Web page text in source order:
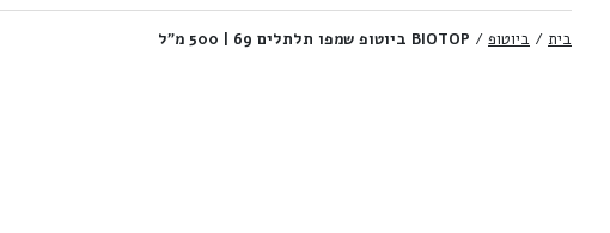
בית / ביוטופ / BIOTOP ביוטופ שמפו תלתלים 69 | 500 מ”ל